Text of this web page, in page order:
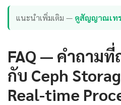
แนะนำเพิ่มเติม — ดูสัญญาณเท
FAQ — คำถามที่
กับ Ceph
Real-time